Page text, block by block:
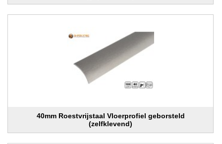
40mm Roestvrijstaal Vloerprofiel geborsteld
(zelfklevend)